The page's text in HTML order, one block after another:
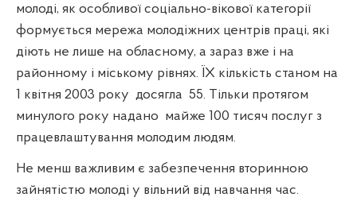
молоді, як особливої соціально-вікової категорії
формується мережа молодіжних центрів праці, які
діють не лише на обласному, а зараз вже і на
районному і міському рівнях. ЇХ кількість станом на
1 квітня 2003 року досягла 55. Тільки протягом
минулого року надано майже 100 тисяч послуг з
працевлаштування молодим людям.
Не менш важливим є забезпечення вторинною
зайнятістю молоді у вільний від навчання час.